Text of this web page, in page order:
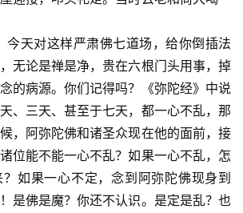
今天对这样严肃佛七道场，给你倒插法
无论是禅是净，贵在六根门头用事，掉
的病源。你们记得吗？《弥陀经》中说
、三天、甚至于七天，都一心不乱，那
，阿弥陀佛和诸圣众现在他的面前，接
位能不能一心不乱？如果一心不乱，怎
如果一心不定，念到阿弥陀佛现身到
是佛是魔？你还不认识。是定是乱？也